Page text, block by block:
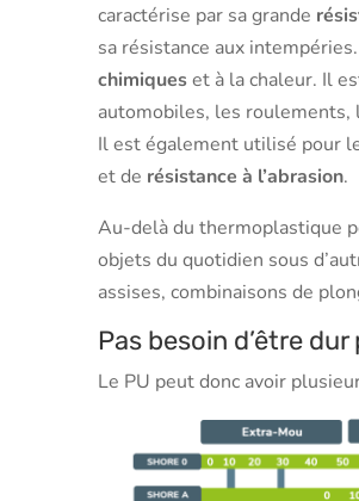
caractérise par sa grande
sa résistance aux
chimiqueset à la chaleur. Il
automobiles, les roulements,
Il est également utilisé pour
et de résistance à l’abrasion.
Au-delà du thermoplastique
objets du quotidien sous
assises, combinaisons de
Pas besoin d’être
Le PU peut donc avoir